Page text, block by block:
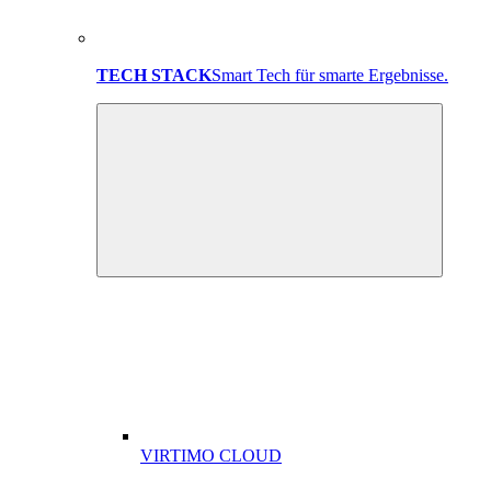
TECH STACKSmart Tech für smarte Ergebnisse.
VIRTIMO CLOUD